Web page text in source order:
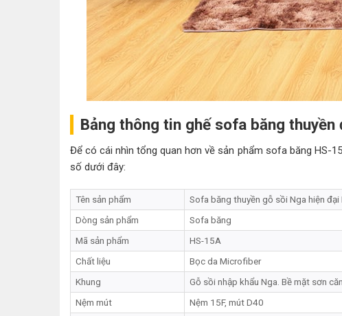
Bảng thông tin ghế sofa băng
Để có cái nhìn tổng quan hơn về sản phẩm sofa băng HS-
số dưới đây:
Tên sản phẩm
Sofa băng thuyền gỗ sồi Nga hiện đại
Dòng sản phẩm
Sofa băng
Mã sản phẩm
HS-15A
Chất liệu
Bọc da Microfiber
Khung
Gỗ sồi nhập khẩu Nga. Bề mặt sơn
Nệm mút
Nệm 15F, mút D40